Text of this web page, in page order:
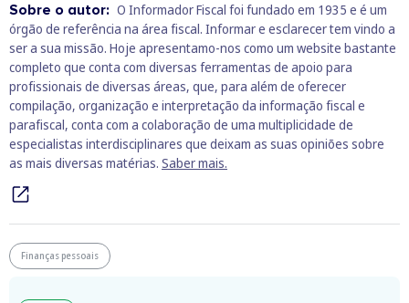
Sobre o autor: O Informador Fiscal foi fundado em 1935 e é um
órgão de referência na área fiscal. Informar e esclarecer tem vindo a
ser a sua missão. Hoje apresentamo-nos como um website bastante
completo que conta com diversas ferramentas de apoio para
profissionais de diversas áreas, que, para além de oferecer
compilação, organização e interpretação da informação fiscal e
parafiscal, conta com a colaboração de uma multiplicidade de
especialistas interdisciplinares que deixam as suas opiniões sobre
as mais diversas matérias. Saber mais.
Finanças pessoais